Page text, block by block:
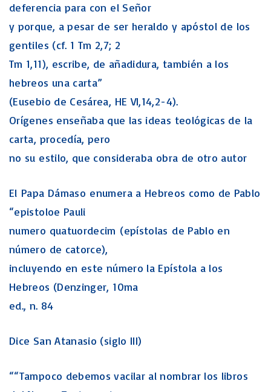
deferencia para con el Señor
y porque, a pesar de ser heraldo y apóstol de los
gentiles (cf. 1 Tm 2,7; 2
Tm 1,11), escribe, de añadidura, también a los
hebreos una carta”
(Eusebio de Cesárea, HE VI,14,2-4).
Orígenes enseñaba que las ideas teológicas de la
carta, procedía, pero
no su estilo, que consideraba obra de otro autor
El Papa Dámaso enumera a Hebreos como de Pablo
“epistoloe Pauli
numero quatuordecim (epístolas de Pablo en
número de catorce),
incluyendo en este número la Epístola a los
Hebreos (Denzinger, 10ma
ed., n. 84
Dice San Atanasio (siglo III)
““Tampoco debemos vacilar al nombrar los libros